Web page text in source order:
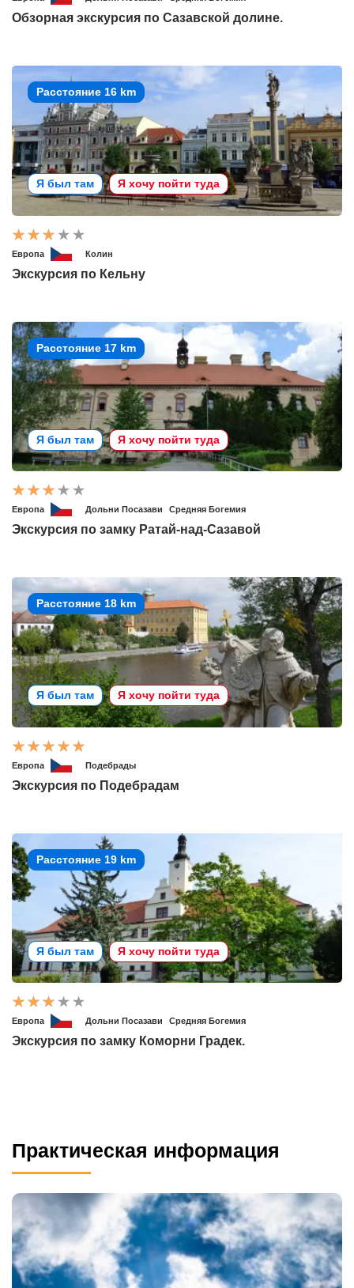
Обзорная экскурсия по Сазавской долине.
Расстояние 16 km
Я был там Я хочу пойти туда
Европа Колин
Экскурсия по Кельну
Расстояние 17 km
Я был там Я хочу пойти туда
Европа Дольни Посазави Средняя Богемия
Экскурсия по замку Ратай-над-Сазавой
Расстояние 18 km
Я был там Я хочу пойти туда
Европа Подебрады
Экскурсия по Подебрадам
Расстояние 19 km
Я был там Я хочу пойти туда
Европа Дольни Посазави Средняя Богемия
Экскурсия по замку Коморни Градек.
Практическая информация